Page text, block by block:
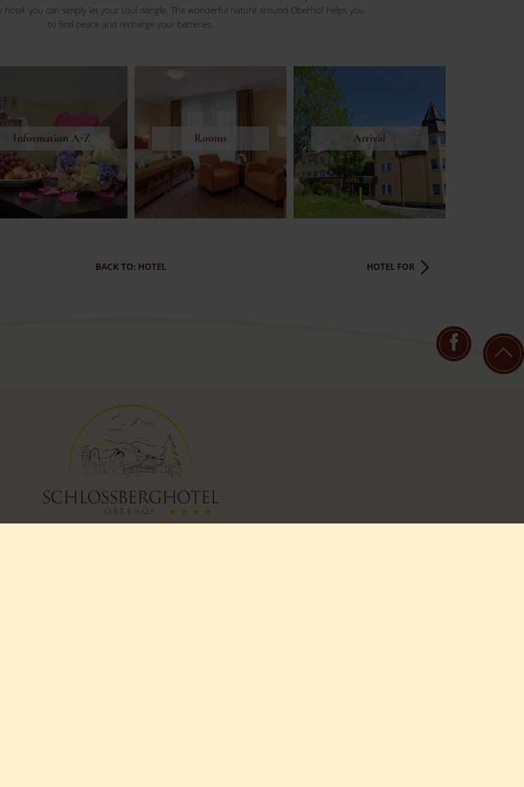
hotel, you can simply let your soul dangle. The wonderful nature around Oberhof helps you
to find peace and recharge your batteries.
Information A-Z Rooms Arrival
BACK TO: HOTEL HOTEL FOR